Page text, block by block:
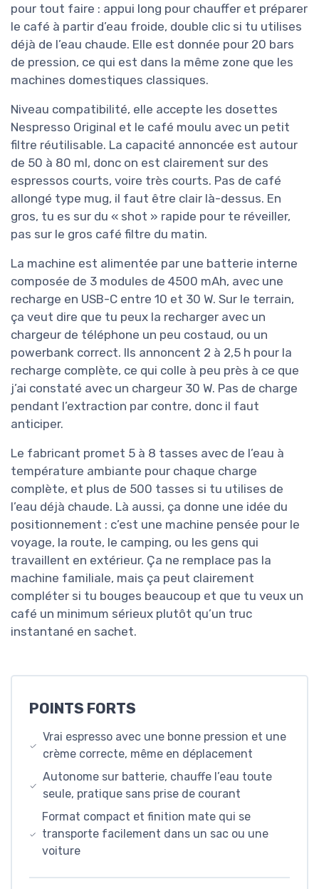
pour tout faire : appui long pour chauffer et préparer
le café à partir d’eau froide, double clic si tu utilises
déjà de l’eau chaude. Elle est donnée pour 20 bars
de pression, ce qui est dans la même zone que les
machines domestiques classiques.
Niveau compatibilité, elle accepte les dosettes
Nespresso Original et le café moulu avec un petit
filtre réutilisable. La capacité annoncée est autour
de 50 à 80 ml, donc on est clairement sur des
espressos courts, voire très courts. Pas de café
allongé type mug, il faut être clair là-dessus. En
gros, tu es sur du « shot » rapide pour te réveiller,
pas sur le gros café filtre du matin.
La machine est alimentée par une batterie interne
composée de 3 modules de 4500 mAh, avec une
recharge en USB-C entre 10 et 30 W. Sur le terrain,
ça veut dire que tu peux la recharger avec un
chargeur de téléphone un peu costaud, ou un
powerbank correct. Ils annoncent 2 à 2,5 h pour la
recharge complète, ce qui colle à peu près à ce que
j’ai constaté avec un chargeur 30 W. Pas de charge
pendant l’extraction par contre, donc il faut
anticiper.
Le fabricant promet 5 à 8 tasses avec de l’eau à
température ambiante pour chaque charge
complète, et plus de 500 tasses si tu utilises de
l’eau déjà chaude. Là aussi, ça donne une idée du
positionnement : c’est une machine pensée pour le
voyage, la route, le camping, ou les gens qui
travaillent en extérieur. Ça ne remplace pas la
machine familiale, mais ça peut clairement
compléter si tu bouges beaucoup et que tu veux un
café un minimum sérieux plutôt qu’un truc
instantané en sachet.
POINTS FORTS
Vrai espresso avec une bonne pression et une
crème correcte, même en déplacement
Autonome sur batterie, chauffe l’eau toute
seule, pratique sans prise de courant
Format compact et finition mate qui se
transporte facilement dans un sac ou une
voiture